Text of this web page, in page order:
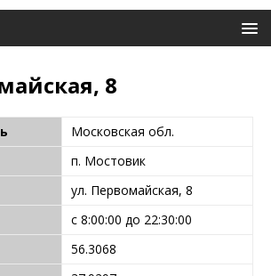
8
Московская обл.
п. Мостовик
ул. Первомайская, 8
с 8:00:00 до 22:30:00
56.3068